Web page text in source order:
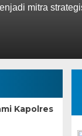
Besar
Kapolres